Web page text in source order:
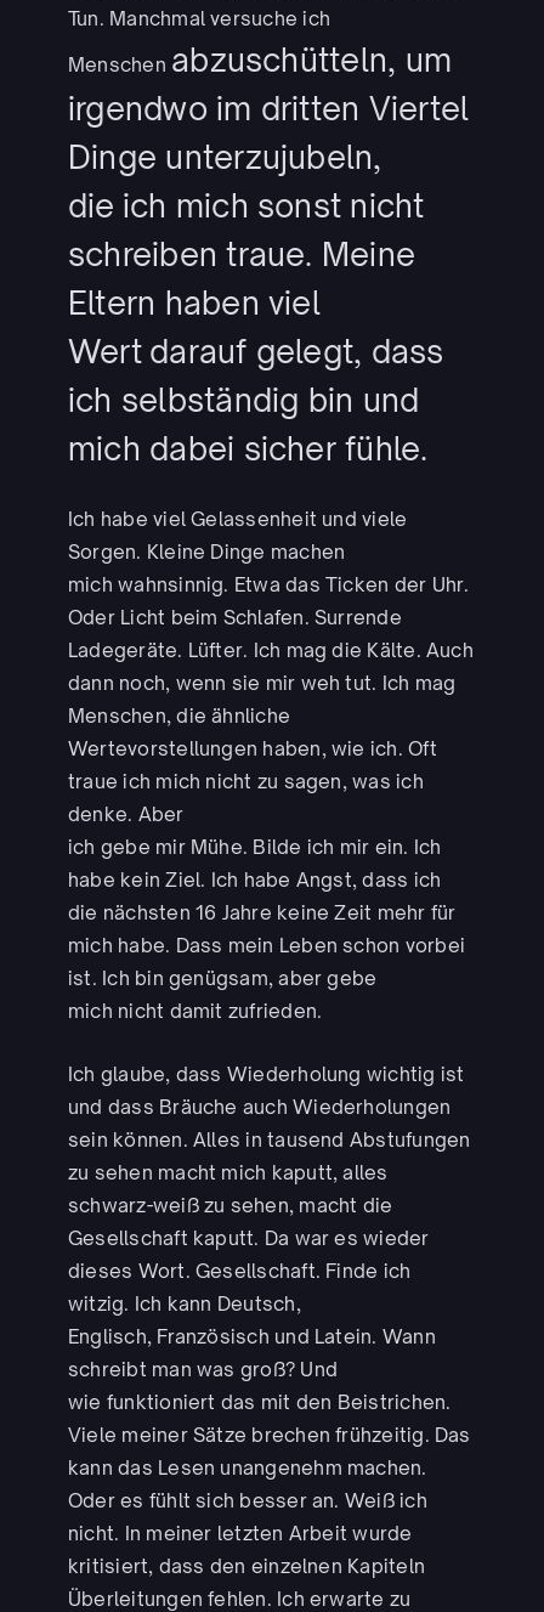
Tun. Manchmal versuche ich
Menschen abzuschütteln, um
irgendwo im dritten Viertel
Dinge unterzujubeln,
die ich mich sonst nicht
schreiben traue. Meine
Eltern haben viel
Wert darauf gelegt, dass
ich selbständig bin und
mich dabei sicher fühle.
Ich habe viel Gelassenheit und viele
Sorgen. Kleine Dinge machen
mich wahnsinnig. Etwa das Ticken der Uhr.
Oder Licht beim Schlafen. Surrende
Ladegeräte. Lüfter. Ich mag die Kälte. Auch
dann noch, wenn sie mir weh tut. Ich mag
Menschen, die ähnliche
Wertevorstellungen haben, wie ich. Oft
traue ich mich nicht zu sagen, was ich
denke. Aber
ich gebe mir Mühe. Bilde ich mir ein. Ich
habe kein Ziel. Ich habe Angst, dass ich
die nächsten 16 Jahre keine Zeit mehr für
mich habe. Dass mein Leben schon vorbei
ist. Ich bin genügsam, aber gebe
mich nicht damit zufrieden.
Ich glaube, dass Wiederholung wichtig ist
und dass Bräuche auch Wiederholungen
sein können. Alles in tausend Abstufungen
zu sehen macht mich kaputt, alles
schwarz-weiß zu sehen, macht die
Gesellschaft kaputt. Da war es wieder
dieses Wort. Gesellschaft. Finde ich
witzig. Ich kann Deutsch,
Englisch, Französisch und Latein. Wann
schreibt man was groß? Und
wie funktioniert das mit den Beistrichen.
Viele meiner Sätze brechen frühzeitig. Das
kann das Lesen unangenehm machen.
Oder es fühlt sich besser an. Weiß ich
nicht. In meiner letzten Arbeit wurde
kritisiert, dass den einzelnen Kapiteln
Überleitungen fehlen. Ich erwarte zu